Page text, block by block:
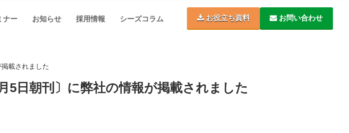
ナー お知らせ 採用情報 シーズコラム お役立ち資料 お問い合わせ
載されました
5日朝刊〕に弊社の情報が掲載されました